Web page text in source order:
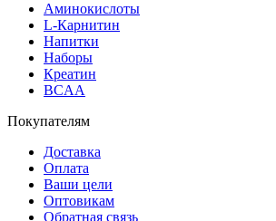
Аминокислоты
L-Карнитин
Напитки
Наборы
Креатин
BCAA
Покупателям
Доставка
Оплата
Ваши цели
Оптовикам
Обратная связь